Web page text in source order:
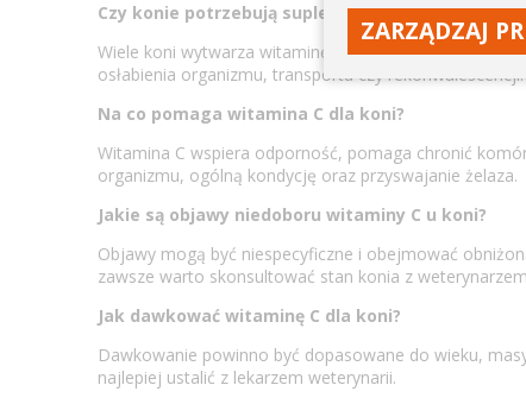
Czy konie potrzebują suplementacji witaminą C?
Wiele koni wytwarza witaminę C samodzielnie, jednak
osłabienia organizmu, transportu czy rekonwalescencji.
Na co pomaga witamina C dla koni?
Witamina C wspiera odporność, pomaga chronić
organizmu, ogólną kondycję oraz przyswajanie żelaza.
Jakie są objawy niedoboru witaminy C u koni?
Objawy mogą być niespecyficzne i obejmować
zawsze warto skonsultować stan konia z
Jak dawkować witaminę C dla koni?
Dawkowanie powinno być dopasowane do wieku,
najlepiej ustalić z lekarzem weterynarii.
ZARZĄDZAJ